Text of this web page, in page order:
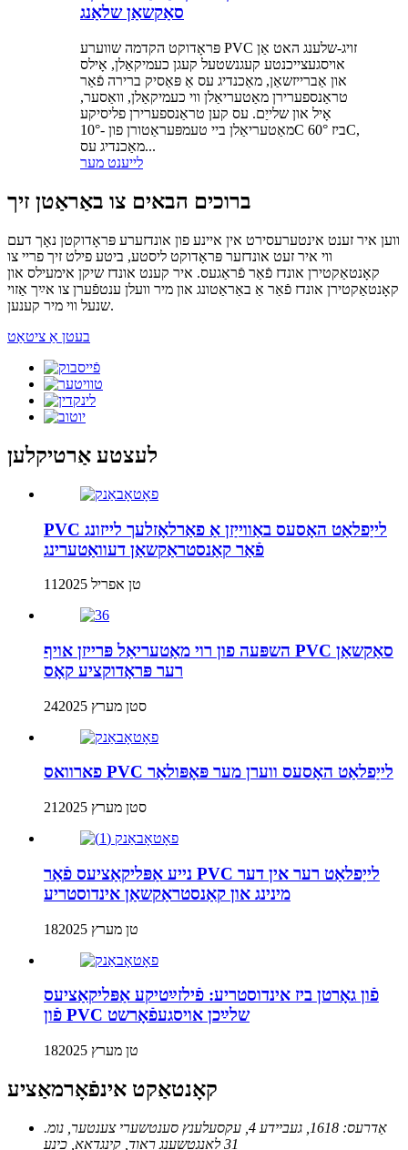
סאַקשאַן שלאַנג
פּראָדוקט הקדמה שווערע PVC זויג-שלענג האט אַן
אויסגעצייכנטע קעגנשטעל קעגן כעמיקאַלן, אָילס
און אַברייזשאַן, מאַכנדיג עס אַ פּאַסיק ברירה פֿאַר
טראַנספערירן מאַטעריאַלן ווי כעמיקאַלן, וואַסער,
אָיל און שלייַם. עס קען טראַנספערירן פליסיקע
מאַטעריאַלן ביי טעמפּעראַטורן פון -10°C ביז 60°C,
מאַכנדיג עס...
לייענט מער
ברוכים הבאים צו באַראַטן זיך
ווען איר זענט אינטערעסירט אין איינע פון ​​אונדזערע פּראָדוקטן נאָך דעם
ווי איר זעט אונדזער פּראָדוקט ליסטע, ביטע פילט זיך פריי צו
קאָנטאַקטירן אונדז פֿאַר פֿראַגעס. איר קענט אונדז שיקן אימעילס און
קאָנטאַקטירן אונדז פֿאַר אַ באַראַטונג און מיר וועלן ענטפֿערן צו אײַך אַזוי
שנעל ווי מיר קענען.
בעטן אַ ציטאַט
לעצטע אַרטיקלען
PVC לייַפלאַט האָסעס באַווייַזן אַ פאַרלאָזלעך לייזונג
פֿאַר קאַנסטראַקשאַן דעוואַטערינג
11טן אפריל 2025
השפּעה פון רוי מאַטעריאַל פּרייזן אויף PVC סאַקשאַן
רער פּראָדוקציע קאָס
24סטן מערץ 2025
פארוואס PVC לייַפלאַט האָסעס ווערן מער פּאָפּולאַר
21סטן מערץ 2025
נייע אַפּליקאַציעס פֿאַר PVC לייַפלאַט רער אין דער
מינינג און קאַנסטראַקשאַן אינדוסטריע
18טן מערץ 2025
פֿון גאָרטן ביז אינדוסטריע: פֿילזײַטיקע אַפּליקאַציעס
פֿון PVC שלײַכן אויסגעפֿאָרשט
18טן מערץ 2025
קאָנטאַקט אינפֿאָרמאַציע
אַדרעס:
1618, געביידע 4, עקסעלענץ סענטשערי צענטער, נומ.
31 לאנגטשענג ראָוד, קינגדאַאָ, כינע